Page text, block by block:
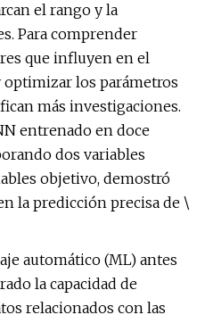
el rango y la
Para comprender
que influyen en el
los parámetros
más investigaciones.
entrenado en doce
dos variables
objetivo, demostró
la predicción precisa de \
automático (ML) antes
la capacidad de
relacionados con las